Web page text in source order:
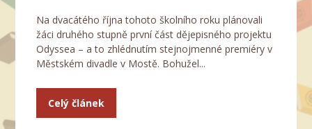
Na dvacátého října tohoto školního roku plánovali
žáci druhého stupně první část dějepisného projektu
Odyssea – a to zhlédnutím stejnojmenné premiéry v
Městském divadle v Mostě. Bohužel...
Celý článek